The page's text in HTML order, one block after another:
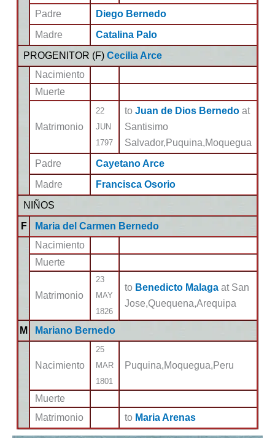
Padre
Diego Bernedo
Madre
Catalina Palo
PROGENITOR (F) Cecilia Arce
Nacimiento
Muerte
Matrimonio
22
JUN
1797
to Juan de Dios Bernedo at
Santisimo
Salvador,Puquina,Moquegua
Padre
Cayetano Arce
Madre
Francisca Osorio
NIÑOS
F
Maria del Carmen Bernedo
Nacimiento
Muerte
Matrimonio
23
MAY
1826
to Benedicto Malaga at San
Jose,Quequena,Arequipa
M Mariano Bernedo
Nacimiento
25
MAR
1801
Puquina,Moquegua,Peru
Muerte
Matrimonio
to Maria Arenas